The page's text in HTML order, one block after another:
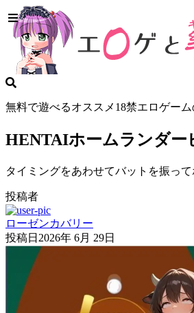
無料で遊べるオススメ18禁エロゲー
HENTAIホームランダー
タイミングをあわせてバットを振って
投稿者
ローゼンカバリー
投稿日 2026年 6月 29日